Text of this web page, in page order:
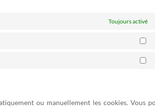
Toujours activé
ou manuellement les cookies. Vous